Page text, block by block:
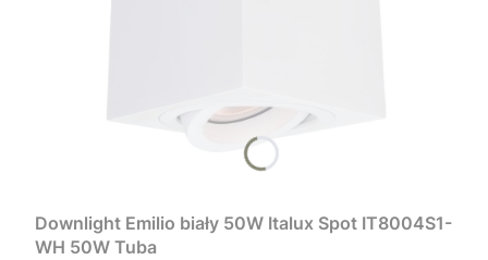
Downlight Emilio biały 50W Italux Spot IT8004S1-
WH 50W Tuba